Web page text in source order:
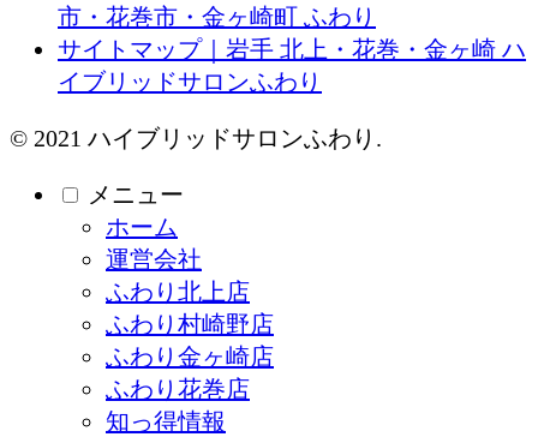
市・花巻市・金ヶ崎町 ふわり
サイトマップ｜岩手 北上・花巻・金ヶ崎 ハ
イブリッドサロンふわり
© 2021 ハイブリッドサロンふわり.
メニュー
ホーム
運営会社
ふわり北上店
ふわり村崎野店
ふわり金ヶ崎店
ふわり花巻店
知っ得情報